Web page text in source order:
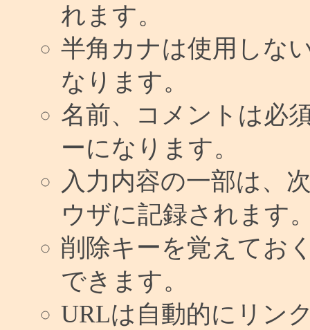
れます。
半角カナは使用しな
なります。
名前、コメントは必
ーになります。
入力内容の一部は、
ウザに記録されます
削除キーを覚えてお
できます。
URLは自動的にリン